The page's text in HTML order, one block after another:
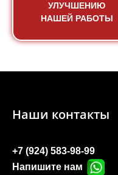
УЛУЧШЕНИЮ
НАШЕЙ РАБОТЫ
Наши контакты
+7 (924) 583-98-99
Напишите нам